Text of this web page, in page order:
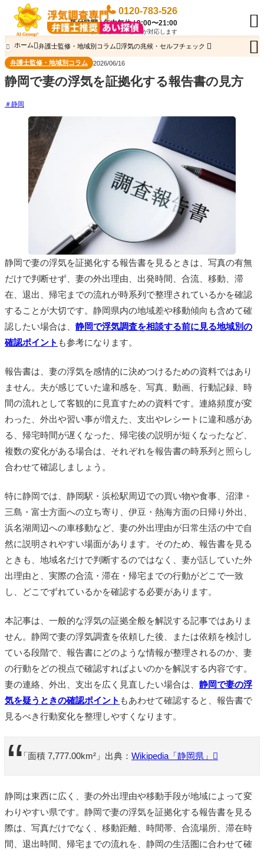
0120-783-526
受付時間 / 年中無休 / 9:00〜21:00
専門のオペレーターが対応します


 ホーム 弁護士監修・地域別コラム 浮気の兆候・セルフチェック
弁護士監修・地域別コラム 2026/06/16
静岡で妻の浮気を証拠化する報告書の見方
静岡
静岡で妻の浮気を証拠化する報告書を見るときは、写真の有無
だけで判断せず、妻の外出理由、出発時間、合流、移動、滞
在、退出、帰宅までの流れが時系列で整理されているかを確認
することが大切です。静岡県内の地域差や移動傾向も含めて確
認したい場合は、 静岡で浮気調査を相談する前に見る地域別の
確認ポイント も参考になります。
報告書は、妻の浮気を感情的に決めつけるための資料ではあり
ません。夫が感じていた違和感を、写真、動画、行動記録、時
間の流れとして客観的に見直すための資料です。連絡頻度が変
わった、外出や習い事が増えた、支出やレシートに違和感があ
る、帰宅時間が遅くなった、帰宅後の説明が短くなったなど、
複数の変化がある場合は、それぞれを報告書の時系列と照らし
合わせて確認しましょう。
特に静岡では、静岡駅・浜松駅周辺での買い物や食事、沼津・
三島・富士方面への立ち寄り、伊豆・熱海方面の日帰り外出、
浜名湖周辺への車移動など、妻の外出理由が日常生活の中で自
然に説明されやすい場面があります。そのため、報告書を見る
ときも、地域名だけで判断するのではなく、妻が話していた外
出理由と、実際の合流・滞在・帰宅までの行動がどこで一致
し、どこでずれているかを確認する必要があります。
本記事は、一般的な浮気の証拠全般を解説する記事ではありま
せん。静岡で妻の浮気調査を依頼した後、または依頼を検討し
ている段階で、報告書にどのような情報が整理されるのか、妻
の行動をどの視点で確認すればよいのかを解説する内容です。
妻の連絡、外出、支出を広く見直したい場合は、 静岡で妻の浮
気を疑うときの確認ポイント もあわせて確認すると、報告書で
見るべき行動変化を整理しやすくなります。
「面積 7,777.00km²」出典： Wikipedia「静岡県」
静岡は東西に広く、妻の外出理由や移動手段が地域によって変
わりやすい県です。静岡で妻の浮気を証拠化する報告書を見る
際は、写真だけでなく、移動距離、時間帯、合流場所、滞在時
間、退出時間、帰宅までの流れを、静岡の生活圏に合わせて確